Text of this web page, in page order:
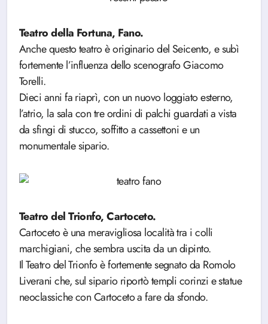
Teatro della Fortuna, Fano.
Anche questo teatro è originario del Seicento, e subì
fortemente l’influenza dello scenografo Giacomo
Torelli.
Dieci anni fa riaprì, con un nuovo loggiato esterno,
l’atrio, la sala con tre ordini di palchi guardati a vista
da sfingi di stucco, soffitto a cassettoni e un
monumentale sipario.
Teatro del Trionfo, Cartoceto.
Cartoceto è una meravigliosa località tra i colli
marchigiani, che sembra uscita da un dipinto.
Il Teatro del Trionfo è fortemente segnato da Romolo
Liverani che, sul sipario riportò templi corinzi e statue
neoclassiche con Cartoceto a fare da sfondo.